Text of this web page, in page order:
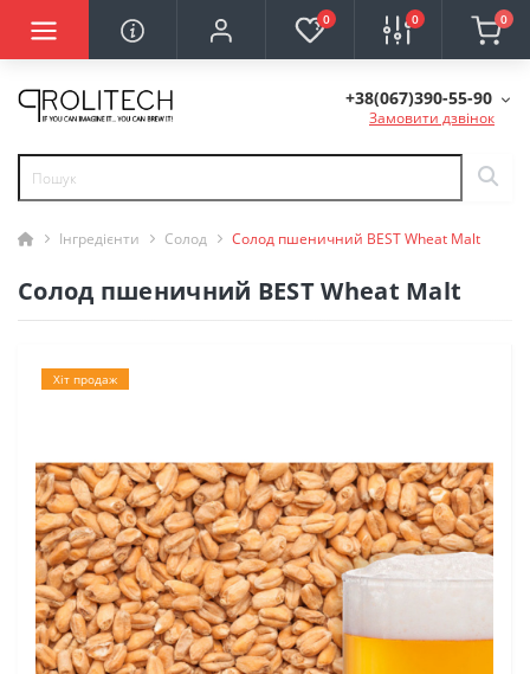
0 0 0
+38(067)390-55-90
Замовити дзвінок
Інгредієнти Солод Солод пшеничний BEST Wheat Malt
Солод пшеничний BEST Wheat Malt
Хіт продаж